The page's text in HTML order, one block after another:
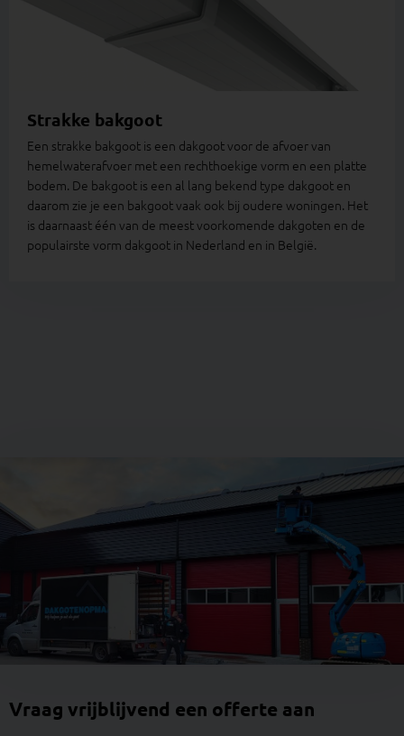
Strakke bakgoot
Een strakke bakgoot is een dakgoot voor de afvoer van
hemelwaterafvoer met een rechthoekige vorm en een platte
bodem. De bakgoot is een al lang bekend type dakgoot en
daarom zie je een bakgoot vaak ook bij oudere woningen. Het
is daarnaast één van de meest voorkomende dakgoten en de
populairste vorm dakgoot in Nederland en in België.
Vraag vrijblijvend een offerte aan